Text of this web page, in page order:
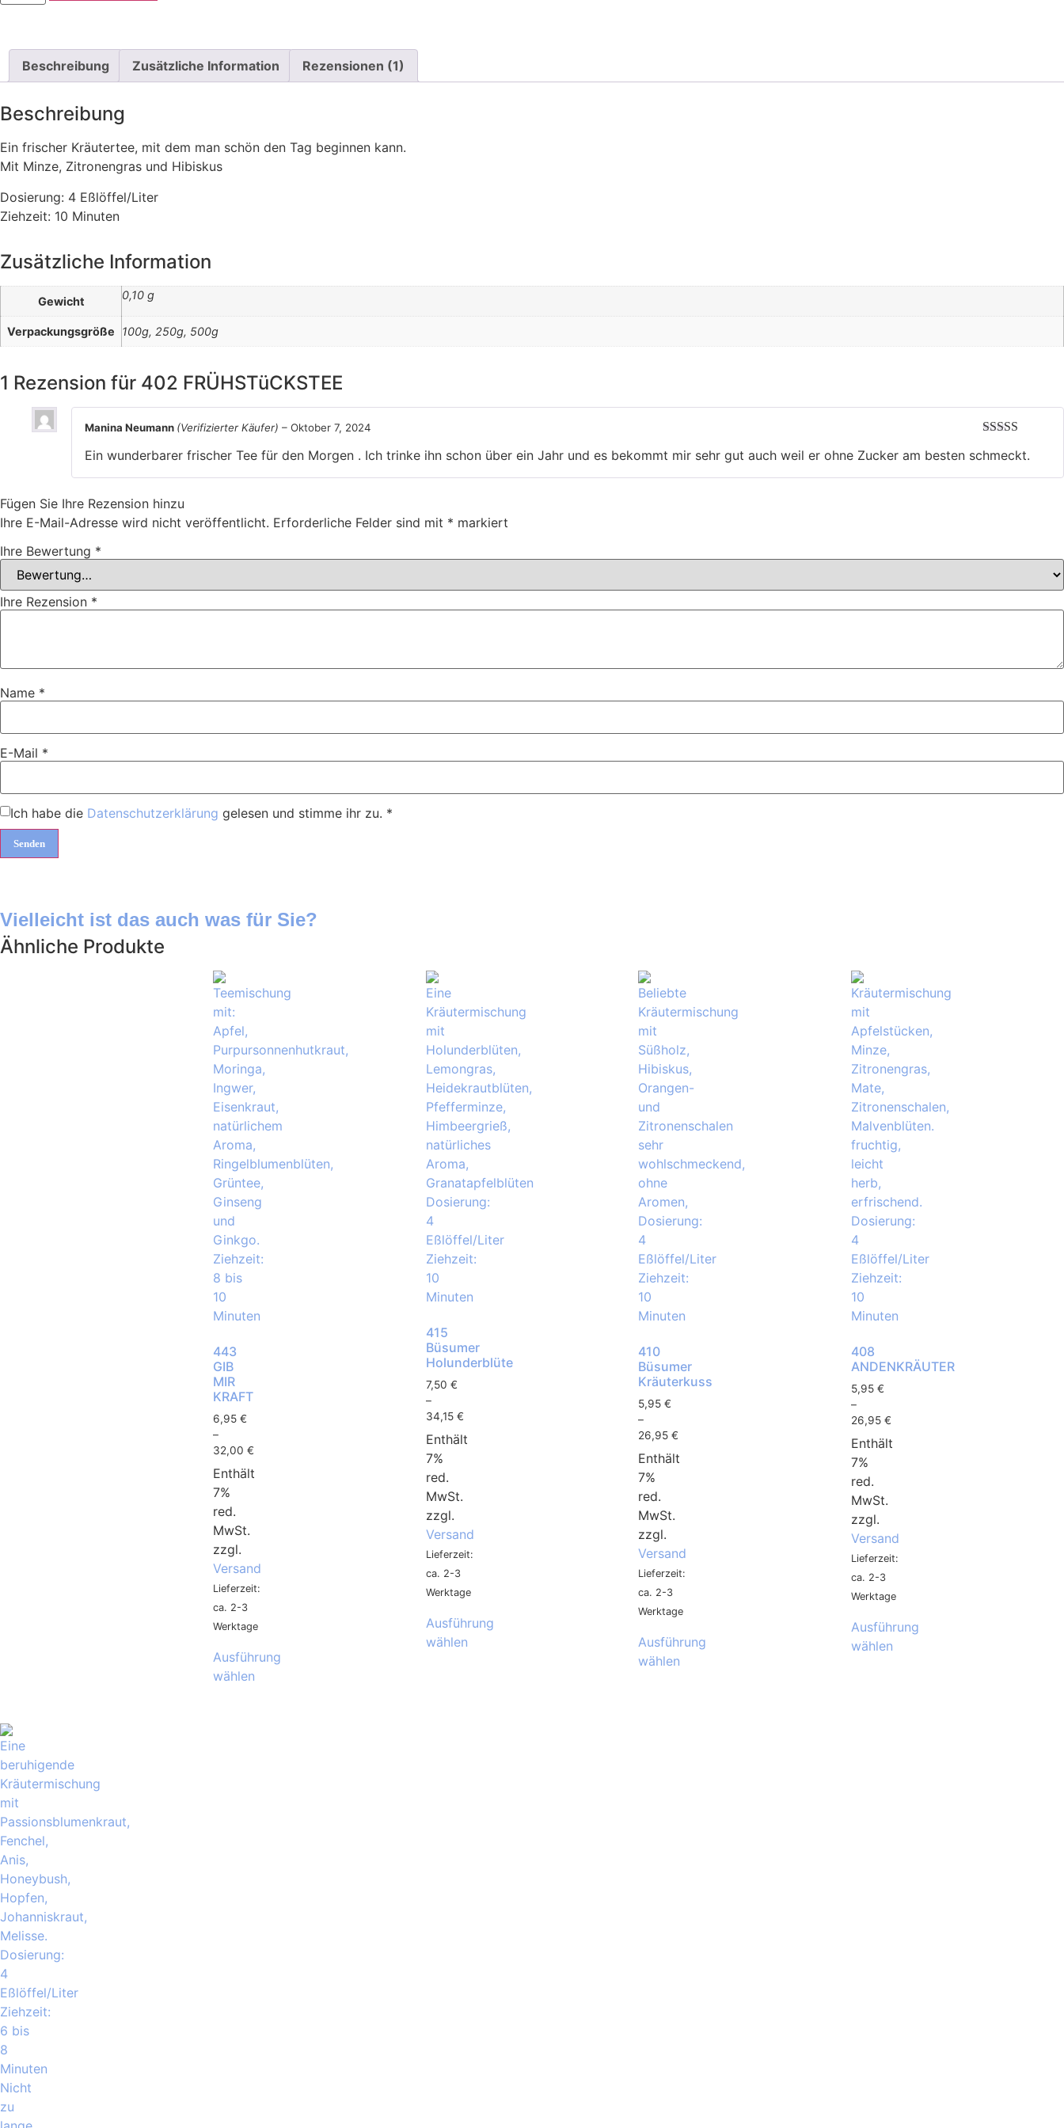
Beschreibung Zusätzliche Information Rezensionen (1)
Beschreibung
Ein frischer Kräutertee, mit dem man schön den Tag beginnen kann.
Mit Minze, Zitronengras und Hibiskus
Dosierung: 4 Eßlöffel/Liter
Ziehzeit: 10 Minuten
Zusätzliche Information
Gewicht 0,10 g
Verpackungsgröße 100g, 250g, 500g
1 Rezension für 402 FRÜHSTüCKSTEE
5von 5
Manina Neumann (Verifizierter Käufer) – Oktober 7, 2024
Ein wunderbarer frischer Tee für den Morgen . Ich trinke ihn schon über ein Jahr und es bekommt mir sehr gut auch weil er ohne Zucker am besten schmeckt.
Fügen Sie Ihre Rezension hinzu
Ihre E-Mail-Adresse wird nicht veröffentlicht. Erforderliche Felder sind mit * markiert
Ihre Bewertung *
Ihre Rezension *
Name *
E-Mail *
Ich habe die Datenschutzerklärung gelesen und stimme ihr zu. *
Vielleicht ist das auch was für Sie?
Ähnliche Produkte
443
GIB
MIR
KRAFT
6,95 €
–
32,00 €
Enthält
7%
red.
MwSt.
zzgl.
Versand
Lieferzeit:
ca. 2-3
Werktage
Ausführung
wählen
415
Büsumer
Holunderblüte
7,50 €
–
34,15 €
Enthält
7%
red.
MwSt.
zzgl.
Versand
Lieferzeit:
ca. 2-3
Werktage
Ausführung
wählen
410
Büsumer
Kräuterkuss
5,95€
–
26,95€
Enthält
7%
red.
MwSt.
zzgl.
Versand
Lieferzeit:
ca. 2-3
Werktage
Ausführung
wählen
408
ANDENKRÄUTER
5,95€
–
26,95€
Enthält
7%
red.
MwSt.
zzgl.
Versand
Lieferzeit:
ca. 2-3
Werktage
Ausführung
wählen